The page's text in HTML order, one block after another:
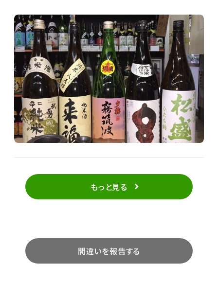
れ、それに合ったピッタリの酒をチョイスしてくれる、と
てもありがたいお薦めの名店です！
もっと見る
間違いを報告する